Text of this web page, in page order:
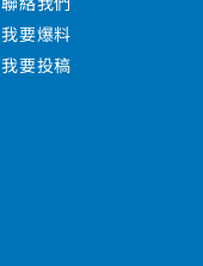
聯絡我們
我要爆料
我要投稿